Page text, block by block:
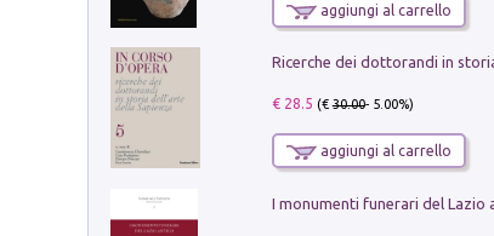
aggiungi al carrello
€ 28.5 (€30.00- 5.00%)
aggiungi al carrello